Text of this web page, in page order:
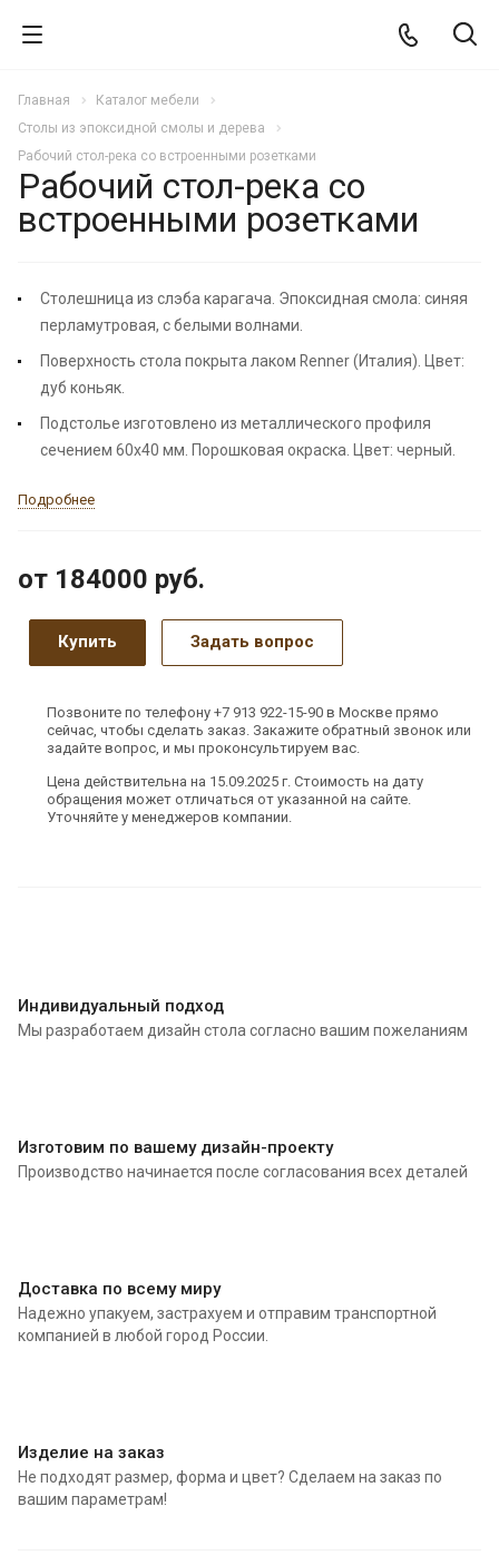
Главная
Каталог мебели
Столы из эпоксидной смолы и дерева
Рабочий стол-река со встроенными розетками
Рабочий стол-река со
встроенными розетками
Столешница из слэба карагача. Эпоксидная смола: синяя
перламутровая, с белыми волнами.
Поверхность стола покрыта лаком Renner (Италия). Цвет:
дуб коньяк.
Подстолье изготовлено из металлического профиля
сечением 60х40 мм. Порошковая окраска. Цвет: черный.
Подробнее
от 184000 руб.
Купить Задать вопрос
Позвоните по телефону +7 913 922-15-90 в Москве прямо
сейчас, чтобы сделать заказ. Закажите обратный звонок или
задайте вопрос, и мы проконсультируем вас.
Цена действительна на 15.09.2025 г. Стоимость на дату
обращения может отличаться от указанной на сайте.
Уточняйте у менеджеров компании.
Индивидуальный подход
Мы разработаем дизайн стола согласно вашим пожеланиям
Изготовим по вашему дизайн-проекту
Производство начинается после согласования всех деталей
Доставка по всему миру
Надежно упакуем, застрахуем и отправим транспортной
компанией в любой город России.
Изделие на заказ
Не подходят размер, форма и цвет? Сделаем на заказ по
вашим параметрам!